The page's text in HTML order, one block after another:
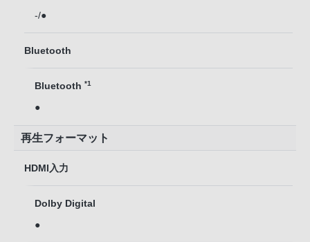
-/●
Bluetooth
Bluetooth *1
●
再生フォーマット
HDMI入力
Dolby Digital
●